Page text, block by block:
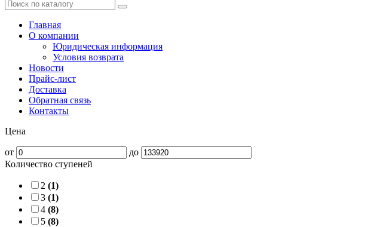
Главная
О компании
Юридическая информация
Условия возврата
Новости
Прайс-лист
Доставка
Обратная связь
Контакты
Цена
от
до
Количество ступеней
2 (1)
3 (1)
4 (8)
5 (8)